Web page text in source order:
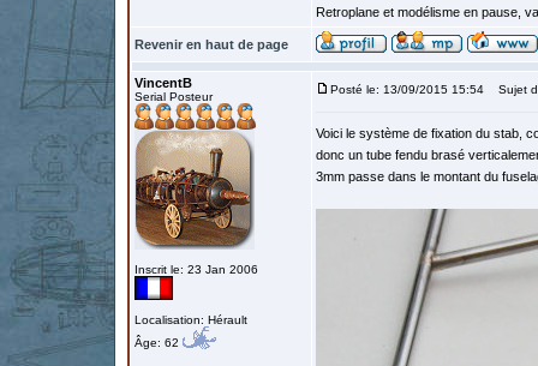
Retroplane et modélisme en pause,
Revenir en haut de page
VincentB
Serial Posteur
Inscrit le: 23 Jan 2006
Localisation: Hérault
Âge: 62
Posté le: 13/09/2015 15:54 Sujet
Voici le système de fixation du stab,
donc un tube fendu brasé
3mm passe dans le montant du